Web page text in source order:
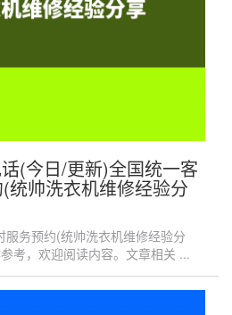
(今日/更新)全国统一客
统帅洗衣机维修经验分
务预约(统帅洗衣机维修经验分
考，欢迎阅读内容。文章相关 ...